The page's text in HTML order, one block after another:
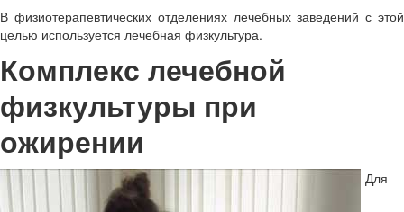
В физиотерапевтических отделениях лечебных заведений с этой
целью используется лечебная физкультура.
Комплекс лечебной
физкультуры при
ожирении
Для